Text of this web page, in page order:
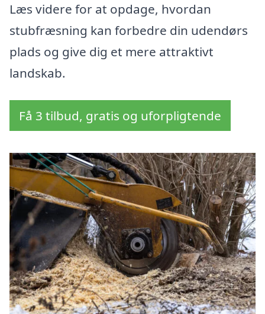
Læs videre for at opdage, hvordan
stubfræsning kan forbedre din udendørs
plads og give dig et mere attraktivt
landskab.
Få 3 tilbud, gratis og uforpligtende